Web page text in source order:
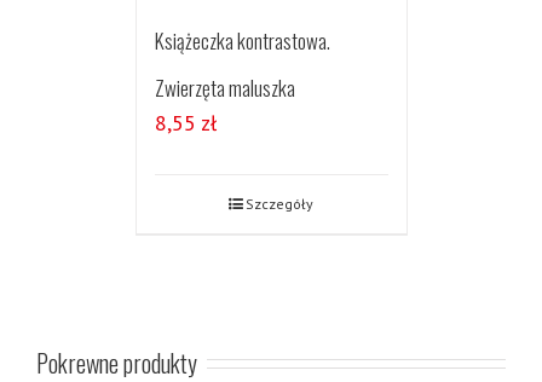
Książeczka kontrastowa.
Zwierzęta maluszka
8,55 zł
Szczegóły
Pokrewne produkty